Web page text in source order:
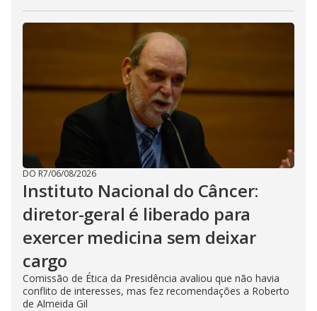
DO R7/06/08/2026
Instituto Nacional do Câncer:
diretor-geral é liberado para
exercer medicina sem deixar
cargo
Comissão de Ética da Presidência avaliou que não havia
conflito de interesses, mas fez recomendações a Roberto
de Almeida Gil